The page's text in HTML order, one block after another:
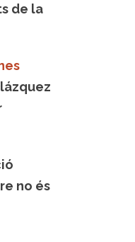
de la
no és